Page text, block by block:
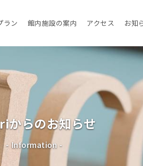
ラン 館内施設の案内 アクセス お知
からのお知らせ
- Information -